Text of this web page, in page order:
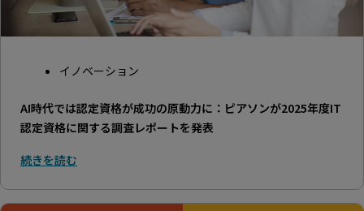
イノベーション
AI時代では認定資格が成功の原動力に：ピアソンが2025年度IT
認定資格に関する調査レポートを発表
続きを読む